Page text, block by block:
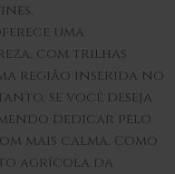
uma
com trilhas
região inserida no
se você deseja
dedicar pelo
mais calma. Como
agrícola da